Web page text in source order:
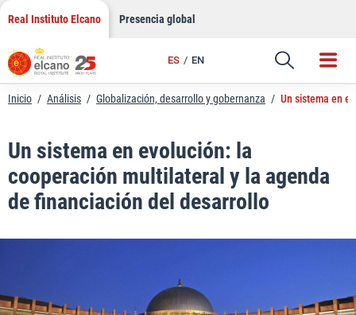
Saltar
contenido
Real Instituto Elcano Presencia global
ES EN
Enlace
Inicio / Análisis / Globalización, desarrollo y gobernanza / Un sistema en
Un sistema en evolución: la
cooperación multilateral y la agenda
de financiación del desarrollo